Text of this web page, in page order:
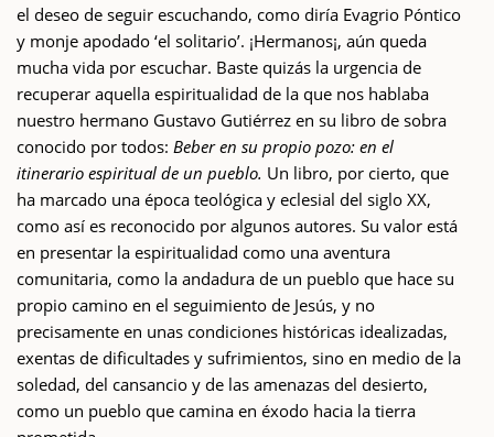
el deseo de seguir escuchando, como diría Evagrio Póntico
y monje apodado ‘el solitario’. ¡Hermanos¡, aún queda
mucha vida por escuchar. Baste quizás la urgencia de
recuperar aquella espiritualidad de la que nos hablaba
nuestro hermano Gustavo Gutiérrez en su libro de sobra
conocido por todos: Beber en su propio pozo: en el
itinerario espiritual de un pueblo. Un libro, por cierto, que
ha marcado una época teológica y eclesial del siglo XX,
como así es reconocido por algunos autores. Su valor está
en presentar la espiritualidad como una aventura
comunitaria, como la andadura de un pueblo que hace su
propio camino en el seguimiento de Jesús, y no
precisamente en unas condiciones históricas idealizadas,
exentas de dificultades y sufrimientos, sino en medio de la
soledad, del cansancio y de las amenazas del desierto,
como un pueblo que camina en éxodo hacia la tierra